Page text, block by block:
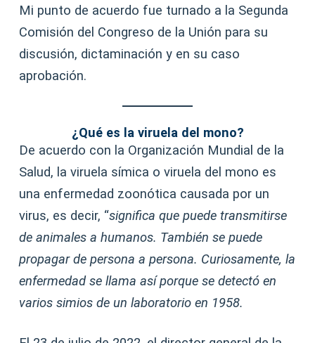
Mi punto de acuerdo fue turnado a la Segunda
Comisión del Congreso de la Unión para su
discusión, dictaminación y en su caso
aprobación.
¿Qué es la viruela del mono?
De acuerdo con la Organización Mundial de la
Salud, la viruela símica o viruela del mono es
una enfermedad zoonótica causada por un
virus, es decir, “significa que puede transmitirse
de animales a humanos. También se puede
propagar de persona a persona. Curiosamente, la
enfermedad se llama así porque se detectó en
varios simios de un laboratorio en 1958.